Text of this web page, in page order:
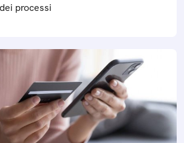
processi